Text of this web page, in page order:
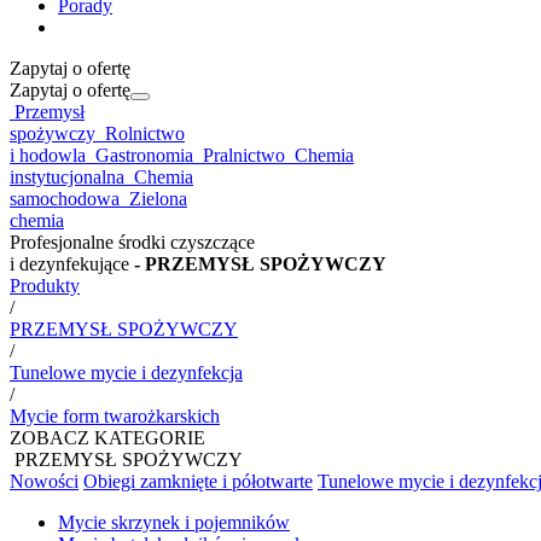
Porady
Zapytaj o ofertę
Zapytaj o ofertę
Przemysł
spożywczy Rolnictwo
i hodowla Gastronomia Pralnictwo Chemia
instytucjonalna Chemia
samochodowa Zielona
chemia
Profesjonalne środki czyszczące
i dezynfekujące - PRZEMYSŁ SPOŻYWCZY
Produkty
/
PRZEMYSŁ SPOŻYWCZY
/
Tunelowe mycie i dezynfekcja
/
Mycie form twarożkarskich
ZOBACZ KATEGORIE
PRZEMYSŁ SPOŻYWCZY
Nowości Obiegi zamknięte i półotwarte Tunelowe mycie i
Mycie skrzynek i pojemników